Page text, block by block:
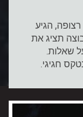
רצופה, הגיע
תציג את
שאלות.
חגיגי.